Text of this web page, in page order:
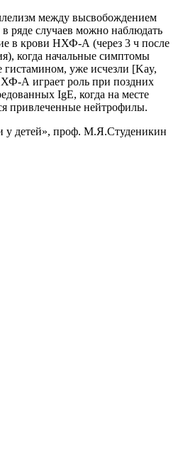
между высвобождением
случаев можно наблюдать
в крови НХФ-А (через 3 ч после
когда начальные симптомы
гистамином, уже исчезли [Kay,
А играет роль при поздних
IgE, когда на месте
привлеченные нейтрофилы.
у детей», проф. М.Я.Студеникин